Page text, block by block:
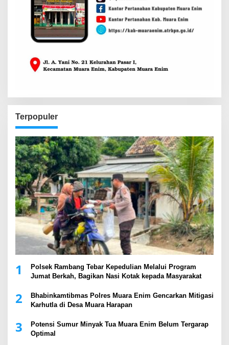
Terpopuler
1
Polsek Rambang Tebar Kepedulian Melalui Program
Jumat Berkah, Bagikan Nasi Kotak kepada Masyarakat
2
Bhabinkamtibmas Polres Muara Enim Gencarkan Mitigasi
Karhutla di Desa Muara Harapan
3
Potensi Sumur Minyak Tua Muara Enim Belum Tergarap
Optimal